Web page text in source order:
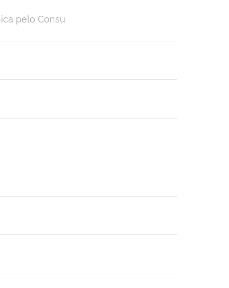
pelo Consu